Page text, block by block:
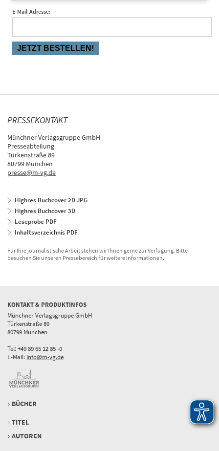
E-Mail-Adresse:
PRESSEKONTAKT
Münchner Verlagsgruppe GmbH
Presseabteilung
Türkenstraße 89
80799 München
presse@m-vg.de
Highres Buchcover 2D JPG
Highres Buchcover 3D
Leseprobe PDF
Inhaltsverzeichnis PDF
Für Ihre journalistische Arbeit stehen wir Ihnen gerne zur Verfügung. Bitte
besuchen Sie unseren Pressebereich für weitere Informationen.
KONTAKT & PRODUKTINFOS
Münchner Verlagsgruppe GmbH
Türkenstraße 89
80799 München
Tel: +49 89 65 12 85 -0
E-Mail: info@m-vg.de
BÜCHER
TITEL
AUTOREN